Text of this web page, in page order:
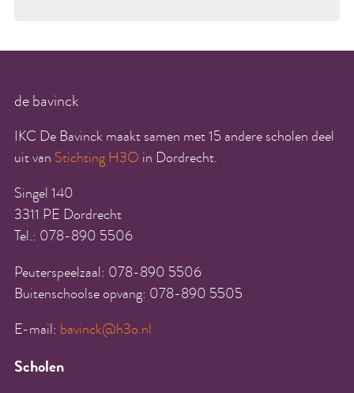
de bavinck
IKC De Bavinck maakt samen met 15 andere scholen deel
uit van Stichting H3O in Dordrecht.
Singel 140
3311 PE Dordrecht
Tel.: 078-890 5506
Peuterspeelzaal: 078-890 5506
Buitenschoolse opvang: 078-890 5505
E-mail: bavinck@h3o.nl
Scholen